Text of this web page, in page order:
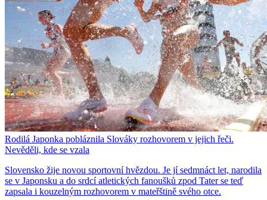
Rodilá Japonka pobláznila Slováky rozhovorem v jejich řeči.
Nevěděli, kde se vzala
Slovensko žije novou sportovní hvězdou. Je jí sedmnáct let, narodila
se v Japonsku a do srdcí atletických fanoušků zpod Tater se teď
zapsala i kouzelným rozhovorem v mateřštině svého otce.